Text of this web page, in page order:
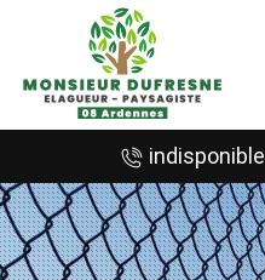
indisponible